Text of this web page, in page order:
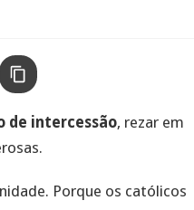
de intercessão, rezar em
Porque os católicos